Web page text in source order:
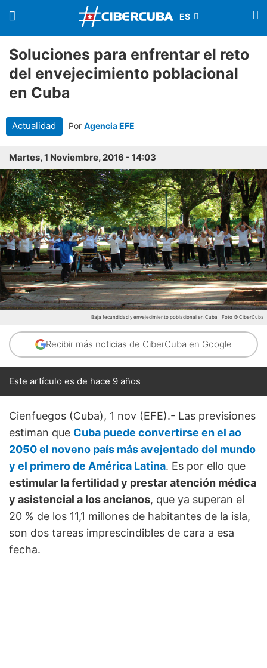
Soluciones para enfrentar el reto
del envejecimiento poblacional
en Cuba
Actualidad Por Agencia EFE
Martes, 1 Noviembre, 2016 - 14:03
Baja fecundidad y envejecimiento poblacional en Cuba Foto © CiberCuba
Recibir más noticias de CiberCuba en Google
Este artículo es de hace 9 años
Cienfuegos (Cuba), 1 nov (EFE).- Las previsiones
estiman que Cuba puede convertirse en el ao
2050 el noveno país más avejentado del mundo
y el primero de América Latina. Es por ello que
estimular la fertilidad y prestar atención médica
y asistencial a los ancianos, que ya superan el
20 % de los 11,1 millones de habitantes de la isla,
son dos tareas imprescindibles de cara a esa
fecha.